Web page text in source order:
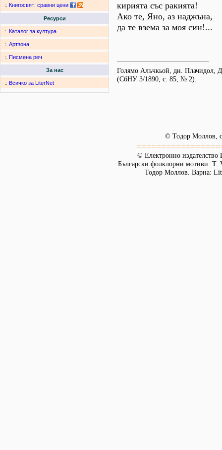
:. Книгосвят: сравни цени
Ресурси
:. Каталог за култура
:. Артзона
:. Писмена реч
За нас
:. Всичко за LiterNet
кирията със ракията!
Ако те, Яно, аз наджъна,
да те взема за моя син!...
Голямо Алъчкьой, дн. Плачидол,
(СбНУ 3/1890, с. 85, № 2).
© Тодор Моллов,
© Електронно издателство
Български фолклорни мотиви.
Тодор Моллов. Варна: